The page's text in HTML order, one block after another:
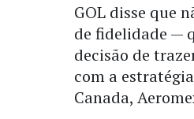
GOL disse que
de fidelidade —
decisão de
com a
Canada,